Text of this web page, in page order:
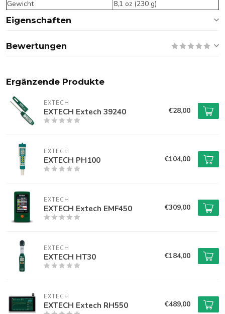
Gewicht 8,1 oz (230 g)
Eigenschaften
Bewertungen
Ergänzende Produkte
EXTECH
EXTECH Extech 39240 €28,00
EXTECH
EXTECH PH100 €104,00
EXTECH
EXTECH Extech EMF450 €309,00
EXTECH
EXTECH HT30 €184,00
EXTECH
EXTECH Extech RH550 €489,00